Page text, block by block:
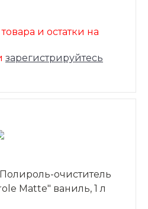
и остатки на
зарегистрируйтесь
очиститель
Matte" ваниль, 1 л